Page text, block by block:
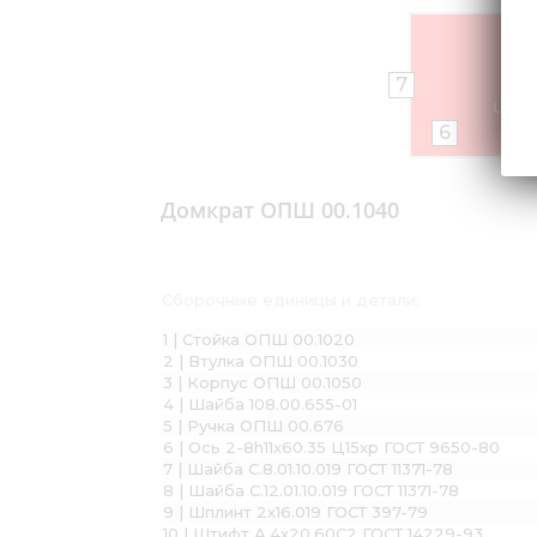
Домкрат ОПШ 00.1040
6
7
1 | Стойка ОПШ 00.1020
2 | Втулка ОПШ 00.1030
3 | Корпус ОПШ 00.1050
4 | Шайба 108.00.655-01
5 | Ручка ОПШ 00.676
6 | Ось 2-8h11x60.35 Ц15хр ГОСТ 9650-80
7 | Шайба С.8.01.10.019 ГОСТ 11371-78
8 | Шайба С.12.01.10.019 ГОСТ 11371-78
9 | Шплинт 2х16.019 ГОСТ 397-79
10 | Штифт А.4х20.60С2 ГОСТ 14229-93